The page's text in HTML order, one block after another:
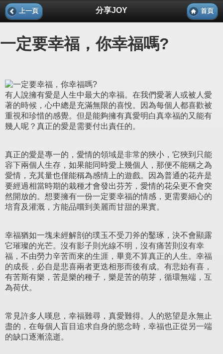
上一頁 分享JOY 首頁
一定要幸福，你幸福嗎?
有人說擁有愛是人生中最大的幸福。在我們愛著人或被人愛
著的時候，心中總是充滿無限的喜悅。因為每個人都喜歡被
重視和珍惜的感覺。但是能夠擁有真愛明白真幸福的又能有
幾人呢？真正的愛是需要付出責任的。
真正的愛是專一的，愛情的領域是非常的狹小，它狹到只能
容下兩個人生存，如果能同時愛上幾個人，那便不能稱之為
愛情，充其量也僅能稱為感情上的遊戲。因為普通的花卉是
要經過相當時期的栽種才會發出芬芳，愛情的花朵更不會突
然開放的。想要擁有一份一定要幸福的情感，更需要細心的
培育及灌溉，方能品嚐到美麗而甘甜的果實。
幸福猶如一塊未經解剖的璞玉不受刀斧的鑿琢，決不會顯露
它璀璨的光芒。沒有影子則光線不明，沒有痛苦則沒有幸
福，不由勞力辛苦而來的生涯，畢竟不算真正的人生。幸福
的成長，必自是悲喜兩者更迭相形而後有成。有悲始有喜，
有苦斯有樂，苦是樂的種子，樂是苦的萌芽，循環無端，互
為荷伏。
常見許多人嘆息，幸福難尋，真愛難得。人的慾望是永無止
盡的，在每個人盲目追求自身的慾念時，幸福也正從另一端
的缺口逐漸流逝。